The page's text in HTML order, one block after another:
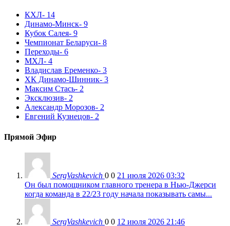
КХЛ- 14
Динамо-Минск- 9
Кубок Салея- 9
Чемпионат Беларуси- 8
Переходы- 6
МХЛ- 4
Владислав Еременко- 3
ХК Динамо-Шинник- 3
Максим Стась- 2
Эксклюзив- 2
Александр Морозов- 2
Евгений Кузнецов- 2
Прямой Эфир
SergVashkevich 0 0 21 июля 2026 03:32
Он был помощником главного тренера в Нью-Джерси
когда команда в 22/23 году начала показывать самы...
SergVashkevich 0 0 12 июля 2026 21:46